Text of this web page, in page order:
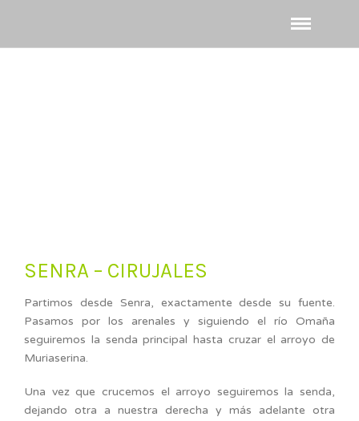
SENRA – CIRUJALES
Partimos desde Senra, exactamente desde su fuente.
Pasamos por los arenales y siguiendo el río Omaña
seguiremos la senda principal hasta cruzar el arroyo de
Muriaserina.
Una vez que crucemos el arroyo seguiremos la senda,
dejando otra a nuestra derecha y más adelante otra